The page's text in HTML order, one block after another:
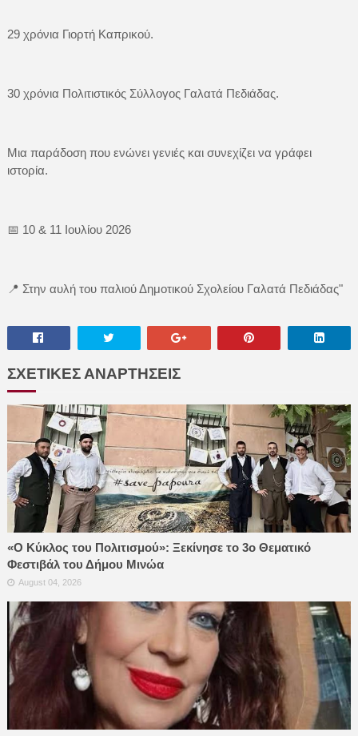
29 χρόνια Γιορτή Καπρικού.
30 χρόνια Πολιτιστικός Σύλλογος Γαλατά Πεδιάδας.
Μια παράδοση που ενώνει γενιές και συνεχίζει να γράφει
ιστορία.
📅 10 & 11 Ιουλίου 2026
📍 Στην αυλή του παλιού Δημοτικού Σχολείου Γαλατά Πεδιάδας"
ΣΧΕΤΙΚΕΣ ΑΝΑΡΤΗΣΕΙΣ
«Ο Κύκλος του Πολιτισμού»: Ξεκίνησε το 3ο Θεματικό
Φεστιβάλ του Δήμου Μινώα
August 04, 2026